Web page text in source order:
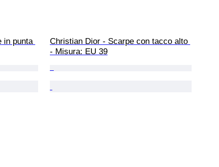
in punta
Christian Dior - Scarpe con tacco alto
- Misura: EU 39